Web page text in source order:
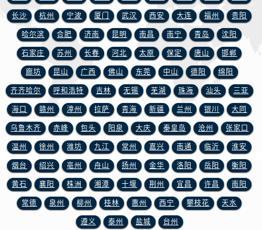
江西省上饶市信州区滨江西路浪琴售后服务中心（需提前预约）
江西省新余市渝水区北湖西路浪琴售后服务中心（需提前预约）
江西省宜春市袁州区中山中路浪琴售后服务中心（需提前预约）
江西省鹰潭市月湖区胜利东路浪琴售后服务中心（需提前预约）
山东省德州市德城区东风中路浪琴售后服务中心（需提前预约）
山东省东营市东营区济南路浪琴售后服务中心（需提前预约）
山东省济南市历下区经十路11111号华润中心写字楼（万象城）15层1508室浪琴售后服务中心（需提前预约）
山东省济宁市任城区太白楼路浪琴售后服务中心（需提前预约）
山东省莱芜市文化南路8号银座商城名表维修一楼名表维修浪琴售后服务中心（需提前预约）
山东省临沂市兰山区解放路浪琴售后服务中心（需提前预约）
山东省日照市东港区烟台路浪琴售后服务中心（需提前预约）
山东省泰安市泰山区财源街道泰山大街浪琴售后服务中心（需提前预约）
山东省威海市环翠区新威海路89号振华商厦一楼名表维修浪琴售后服务中心（需提前预约）
长沙 杭州 宁波 厦门 武汉 西安 大连 福州 贵阳
哈尔滨 合肥 济南 昆明 南昌 南宁 青岛 沈阳
石家庄 苏州 长春 河北 太原 保定 唐山 邯郸
廊坊 昆山 广西 佛山 东莞 中山 德阳 绵阳
齐齐哈尔 呼和浩特 吉林 无锡 芜湖 珠海 汕头 三亚
海口 赣州 漳州 拉萨 青海 新疆 兰州 银川 大同
乌鲁木齐 赤峰 包头 阳泉 大庆 秦皇岛 沧州 张家口
温州 徐州 潍坊 九江 常州 嘉兴 南通 临沂 淮安
烟台 绍兴 亳州 舟山 扬州 金华 洛阳 岳阳 衡阳
黄石 襄阳 株洲 湘潭 十堰 荆州 宜昌 许昌 南阳
常德 泉州 柳州 桂林 惠州 西宁 攀枝花 天水
遵义 泰州 盐城 台州